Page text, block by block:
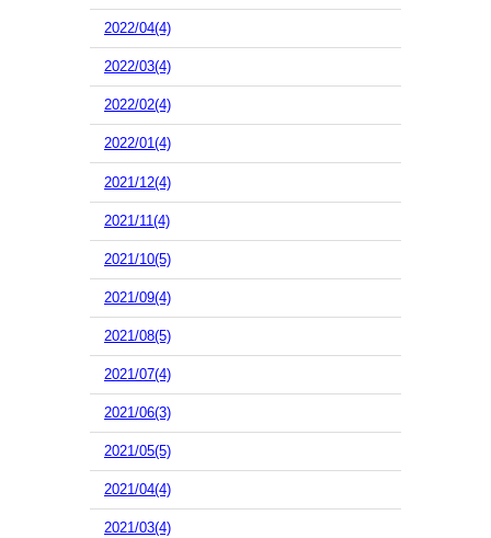
2022/04(4)
2022/03(4)
2022/02(4)
2022/01(4)
2021/12(4)
2021/11(4)
2021/10(5)
2021/09(4)
2021/08(5)
2021/07(4)
2021/06(3)
2021/05(5)
2021/04(4)
2021/03(4)